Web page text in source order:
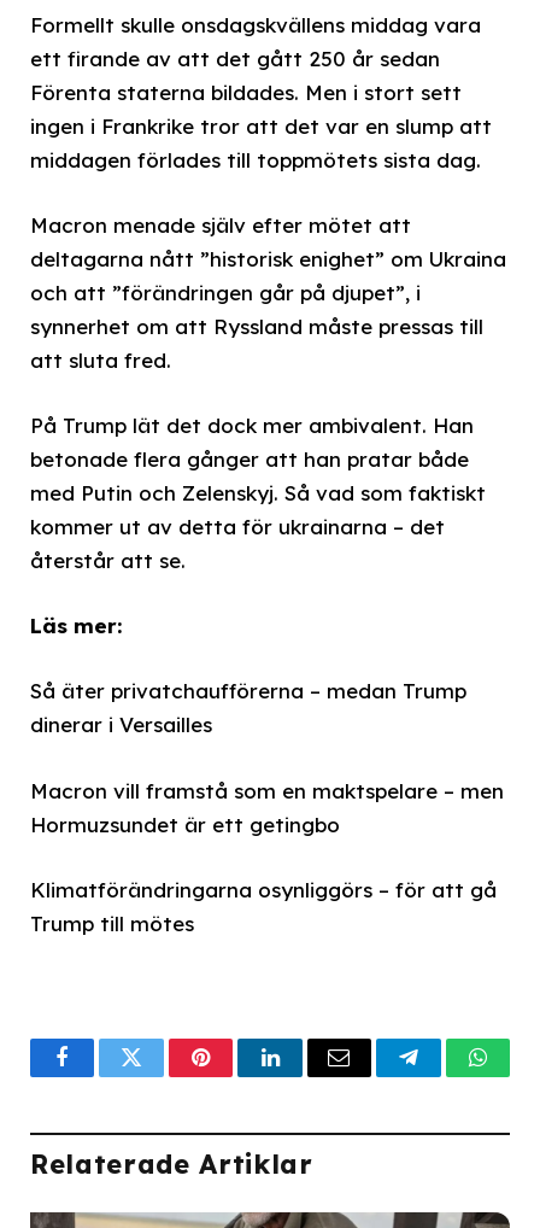
Formellt skulle onsdagskvällens middag vara
ett firande av att det gått 250 år sedan
Förenta staterna bildades. Men i stort sett
ingen i Frankrike tror att det var en slump att
middagen förlades till toppmötets sista dag.
Macron menade själv efter mötet att
deltagarna nått ”historisk enighet” om Ukraina
och att ”förändringen går på djupet”, i
synnerhet om att Ryssland måste pressas till
att sluta fred.
På Trump lät det dock mer ambivalent. Han
betonade flera gånger att han pratar både
med Putin och Zelenskyj. Så vad som faktiskt
kommer ut av detta för ukrainarna – det
återstår att se.
Läs mer:
Så äter privatchaufförerna – medan Trump
dinerar i Versailles
Macron vill framstå som en maktspelare – men
Hormuzsundet är ett getingbo
Klimatförändringarna osynliggörs – för att gå
Trump till mötes
FacebookTwitterPinterestLinkedInEmail Telegram
Relaterade Artiklar